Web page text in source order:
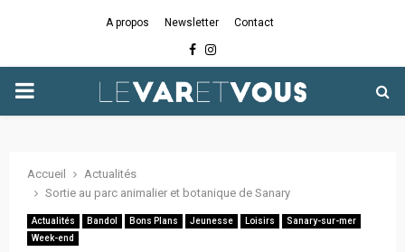
A propos Newsletter Contact
Facebook
Instagram
PRIMARY
Accueil
Actualités
Sortie au parc animalier et botanique de Sanary
Actualités Bandol Bons Plans Jeunesse Loisirs
Sanary-sur-mer
Week-end